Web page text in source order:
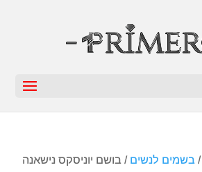
/בשמים לנשים / בושם יוניסקס נישאנה